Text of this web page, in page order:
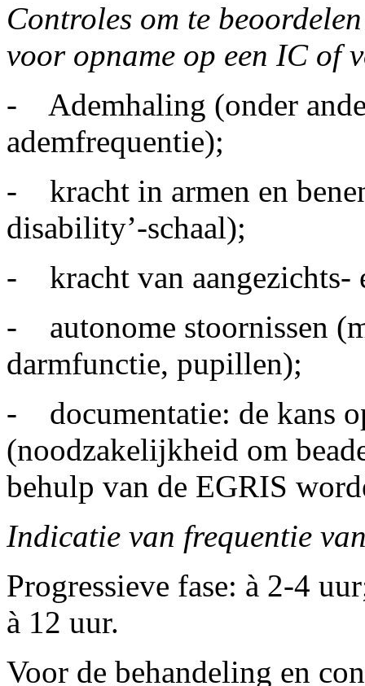
Controles om te
voor opname op een IC of
- Ademhaling (onder
ademfrequentie);
- kracht in armen en
disability’-schaal);
- kracht van aangezichts-
- autonome stoornissen
darmfunctie, pupillen);
- documentatie: de kans
(noodzakelijkheid om
behulp van de EGRIS
Indicatie van frequentie
Progressieve fase: à 2-4
à 12 uur.
Voor de behandeling en